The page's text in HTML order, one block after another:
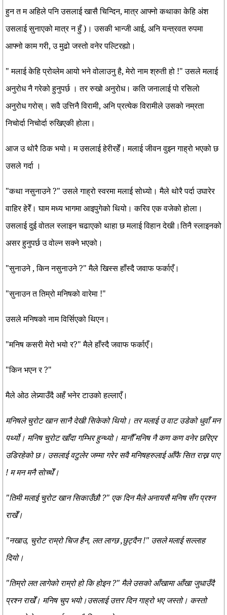
हुन त म अहिले पनि उसलाई खासै चिन्दिन, मात्र आफ्नो कथाका केहि अंश
उसलाई सुनाएको मात्र न हुँ )। उसकी भान्जी आई, अनि यन्त्रवत रुपमा
आफ्नो काम गरी, उ मुढो जस्तो वनेर पल्टिरह्यो।
" मलाई केहि प्रोव्लेम आयो भने वोलाउनु है, मेरो नाम श्रुती हो !" उसले मलाई
अनुरोध नै गरेको हुनुपर्छ । तर रुखो अनुरोध। कति जनालाई पो रसिलो
अनुरोध गरोस्। सवै उत्तिनै विरामी, अनि प्रत्येक विरामीले उसको नम्रता
निचोर्दा निचोर्दा रुखिएकी होला।
आज उ थोरै ठिक भयो। म उसलाई हेरीरहेँ। मलाई जीवन वुझ्न गाह्रो भएको छ
उसले गर्दा ।
"कथा नसुनाउने ?" उसले गाह्रो स्वरमा मलाई सोध्यो। मैले थोरै पर्दा उघारेर
वाहिर हेरेँ। घाम मध्य भागमा आइपुगेको थियो। करिव एक वजेको होला।
उसलाई दुई वोतल स्लाइन चढाएको थाहा छ मलाई विहान देखी।तिनै स्लाइनको
असर हुनुपर्छ उ वोल्न सक्ने भएको।
"सुनाउने , किन नसुनाउने ?" मैले खिस्स हाँस्दै जवाफ फर्काएँ।
"सुनाउन त तिम्रो मनिषको वारेमा !"
उसले मनिषको नाम विर्सिएको थिएन।
"मनिष कसरी मेरो भयो र?" मैले हाँस्दै जवाफ फर्काएँ।
"किन भएन र ?"
मैले ओठ लेप्र्याउँदै अहँ भनेर टाउको हल्लाएँ।
मनिषले चुरोट खान सानै देखी सिकेको थियो। तर मलाई उ वाट उडेको धुवाँ मन
पर्थ्यो। मनिष चुरोट खाँदा गम्भिर हुन्थ्यो। मानौँ मनिष नै कण कण वनेर छरिएर
उडिरहेको छ। उसलाई वटुलेर जम्मा गरेर सवै मनिषहरुलाई आँफै सित राख्न पाए
! म मन मनै सोच्थेँ।
"तिमी मलाई चुरोट खान सिकाउँछौ ?" एक दिन मैले अनायसै मनिष सँग प्रश्न
राखेँ।
"नखाउ, चुरोट राम्रो चिज हैन, लत लाग्छ ,छुट्दैन !" उसले मलाई सल्लाह
दियो।
"तिम्रो लत लागेको राम्रो हो कि होइन ?" मैले उसको आँखामा आँखा जुधाउँदै
प्रश्न राखेँ। मनिष चुप भयो।उसलाई उत्तर दिन गाह्रो भए जस्तो। कस्तो